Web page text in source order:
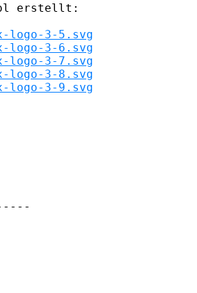
erstellt:
logo-3-5.svg
logo-3-6.svg
logo-3-7.svg
logo-3-8.svg
logo-3-9.svg